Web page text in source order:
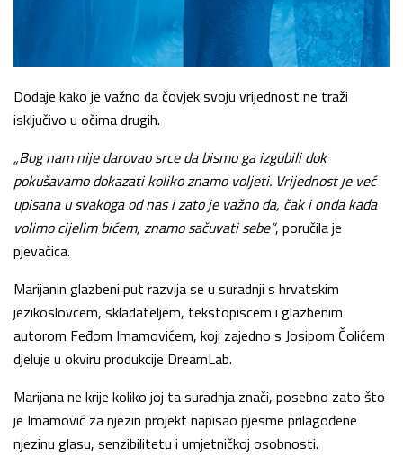
Dodaje kako je važno da čovjek svoju vrijednost ne traži
isključivo u očima drugih.
„Bog nam nije darovao srce da bismo ga izgubili dok
pokušavamo dokazati koliko znamo voljeti. Vrijednost je već
upisana u svakoga od nas i zato je važno da, čak i onda kada
volimo cijelim bićem, znamo sačuvati sebe“, poručila je
pjevačica.
Marijanin glazbeni put razvija se u suradnji s hrvatskim
jezikoslovcem, skladateljem, tekstopiscem i glazbenim
autorom Feđom Imamovićem, koji zajedno s Josipom Čolićem
djeluje u okviru produkcije DreamLab.
Marijana ne krije koliko joj ta suradnja znači, posebno zato što
je Imamović za njezin projekt napisao pjesme prilagođene
njezinu glasu, senzibilitetu i umjetničkoj osobnosti.